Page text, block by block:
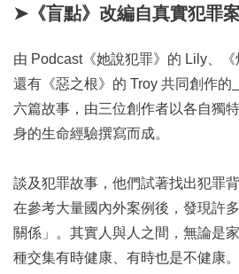
➤《盲點》改編自真實犯罪
由 Podcast《她說犯罪》的 Lily、《
還有《惡之根》的 Troy 共同創作的
六篇故事，由三位創作者以各自獨
身的生命經驗撰寫而成。
談及犯罪故事，他們試著找出犯罪
在參考大量國內外案例後，發現許
關係」。其實人與人之間，無論是
種交集有時健康、有時也是不健康